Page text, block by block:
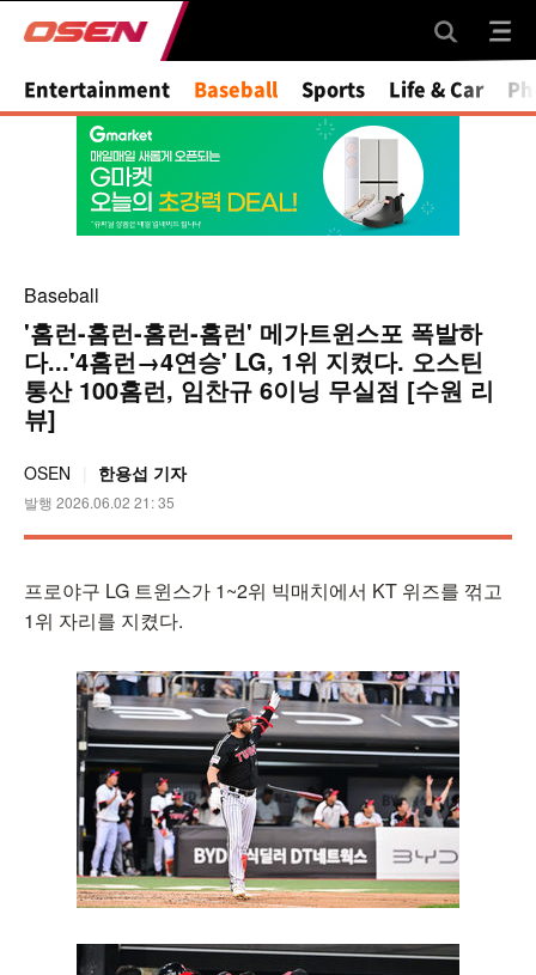
Mute
Entertainment Baseball Sports Life & Car
Baseball
'홈런-홈런-홈런-홈런' 메가트윈스포 폭발하
다...'4홈런→4연승' LG, 1위 지켰다. 오스틴
통산 100홈런, 임찬규 6이닝 무실점 [수원 리
뷰]
OSEN 한용섭 기자
발행 2026.06.02 21: 35
프로야구 LG 트윈스가 1~2위 빅매치에서 KT 위즈를 꺾고
1위 자리를 지켰다.